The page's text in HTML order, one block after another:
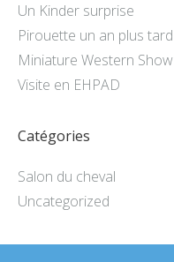
Un Kinder surprise
Pirouette un an plus tard
Miniature Western Show
Visite en EHPAD
Catégories
Salon du cheval
Uncategorized